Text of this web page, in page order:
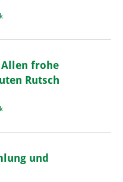
Allen frohe
Rutsch
und